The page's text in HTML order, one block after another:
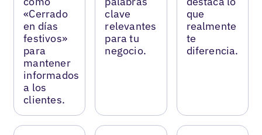
«Cerrado
en días
festivos»
para
mantener
informados
a los
clientes.
clave
relevantes
para tu
negocio.
que
realmente
te
diferencia.